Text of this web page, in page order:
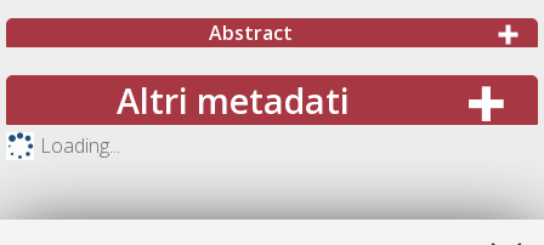
Abstract
Altri metadati
Loading...